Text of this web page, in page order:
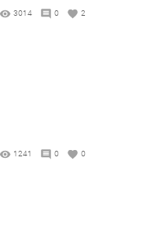
3014 0 2
1241 0 0